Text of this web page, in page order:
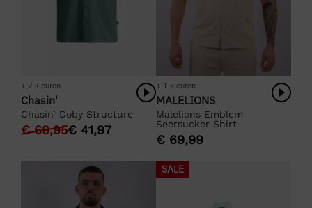
+ 2 kleuren
Chasin'
Chasin’ Doby Structure
€69,95€ 41,97
+ 1 kleuren
MALELIONS
Malelions Emblem
Seersucker Shirt
€ 69,99
SALE